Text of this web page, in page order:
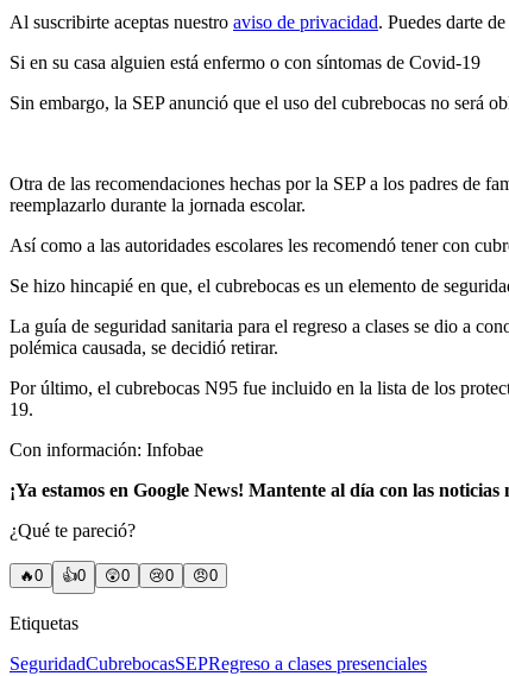
Al suscribirte aceptas nuestro aviso de privacidad. Puedes darte
Si en su casa alguien está enfermo o con síntomas de Covid-19
Sin embargo, la SEP anunció que el uso del cubrebocas no será
Otra de las recomendaciones hechas por la SEP a los padres de
reemplazarlo durante la jornada escolar.
Así como a las autoridades escolares les recomendó tener con
Se hizo hincapié en que, el cubrebocas es un elemento de
La guía de seguridad sanitaria para el regreso a clases se dio a
polémica causada, se decidió retirar.
Por último, el cubrebocas N95 fue incluido en la lista de los
19.
Con información: Infobae
¡Ya estamos en Google News! Mantente al día con las
¿Qué te pareció?
🔥0 👍0 😲0 😢0 😠0
Etiquetas
SeguridadCubrebocasSEPRegreso a clases presenciales